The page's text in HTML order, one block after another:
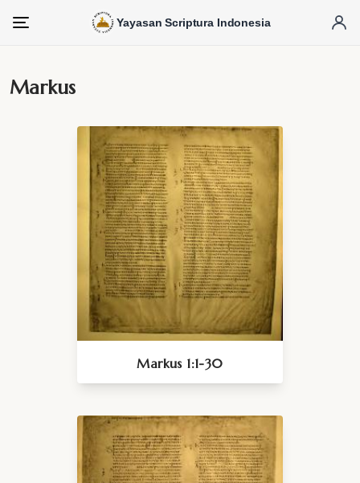
Menu
Yayasan Scriptura Indonesia
Markus
Markus 1:1-30